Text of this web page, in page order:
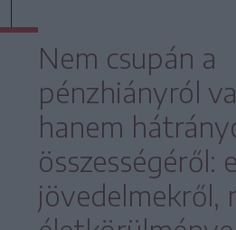
Nem csupán a
pénzhiányról
hanem
összességéről:
jövedelmekről,